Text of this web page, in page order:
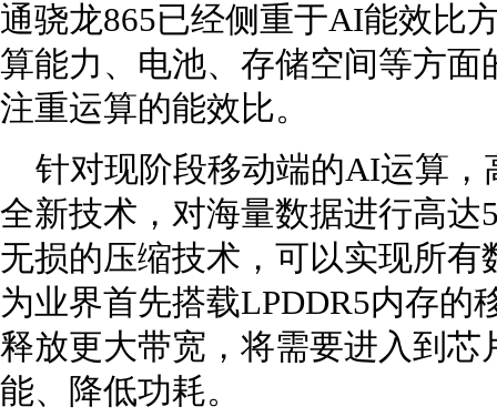
通骁龙865已经侧重于AI能效比
算能力、电池、存储空间等方
注重运算的能效比。
针对现阶段移动端的AI运算，
全新技术，对海量数据进行高
无损的压缩技术，可以实现所
为业界首先搭载LPDDR5内存的
释放更大带宽，将需要进入到
能、降低功耗。